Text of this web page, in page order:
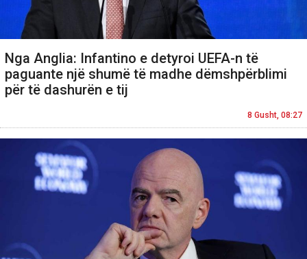
Nga Anglia: Infantino e detyroi UEFA-n të
paguante një shumë të madhe dëmshpërblimi
për të dashurën e tij
8 Gusht, 08:27